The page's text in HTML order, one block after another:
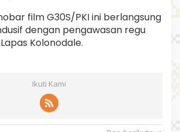
film G30S/PKI ini berlangsung
dengan pengawasan regu
Kolonodale.
Ikuti Kami